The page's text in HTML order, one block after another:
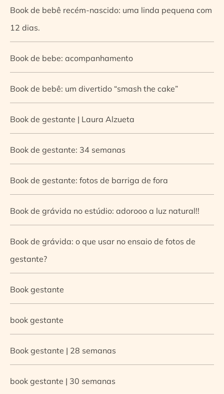
Book de bebê recém-nascido: uma linda pequena com
12 dias.
Book de bebe: acompanhamento
Book de bebê: um divertido “smash the cake”
Book de gestante | Laura Alzueta
Book de gestante: 34 semanas
Book de gestante: fotos de barriga de fora
Book de grávida no estúdio: adorooo a luz natural!!
Book de grávida: o que usar no ensaio de fotos de
gestante?
Book gestante
book gestante
Book gestante | 28 semanas
book gestante | 30 semanas